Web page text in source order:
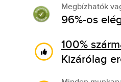
Megbízhatók
96%-os
100%
Kizárólag